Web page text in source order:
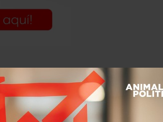
llamadas
un ritmo
en